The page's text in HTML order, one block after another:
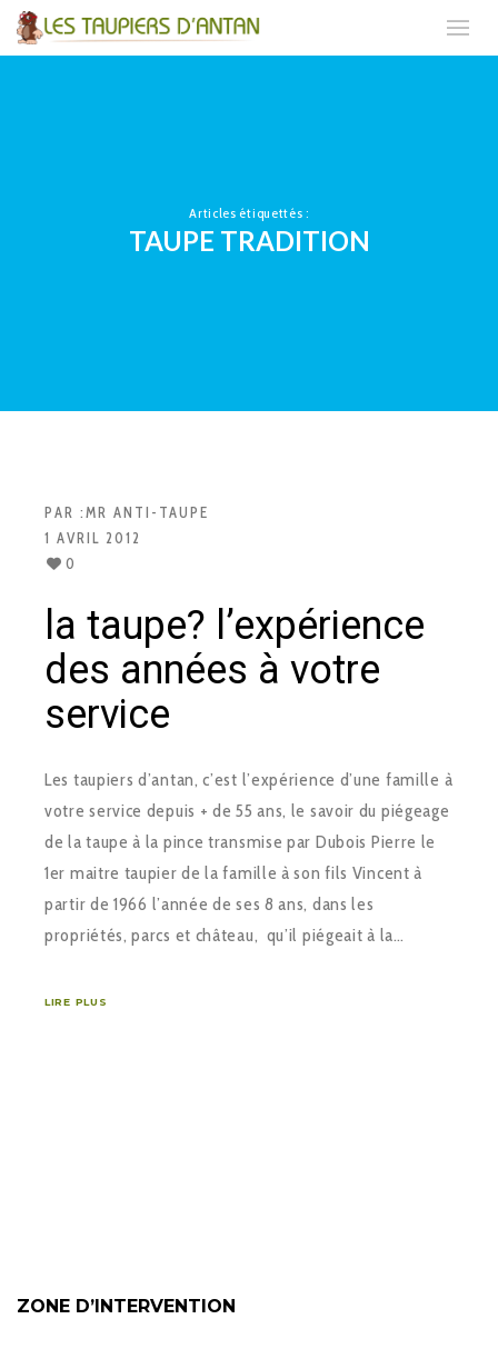
Articles étiquettés :
TAUPE TRADITION
PAR :MR ANTI-TAUPE
1 AVRIL 2012
0
la taupe? l’expérience
des années à votre
service
Les taupiers d’antan, c’est l’expérience d’une famille à
votre service depuis + de 55 ans, le savoir du piégeage
de la taupe à la pince transmise par Dubois Pierre le
1er maitre taupier de la famille à son fils Vincent à
partir de 1966 l’année de ses 8 ans, dans les
propriétés, parcs et château, qu’il piégeait à la…
LIRE PLUS
ZONE D’INTERVENTION